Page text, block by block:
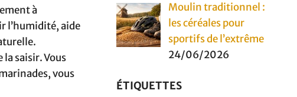
à
l’humidité, aide
la saisir. Vous
vous
Moulin traditionnel :
les céréales pour
sportifs de l’extrême
24/06/2026
ÉTIQUETTES